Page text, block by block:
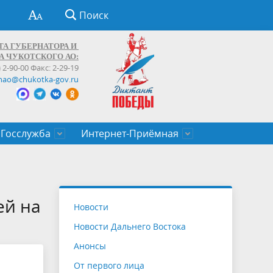
Поиск
ГУБЕРНАТОРА И
ЧУКОТСКОГО АО:
2-90-00 Факс: 2-29-19
gov.ru
Госслужба
служащих Чукотского автономного
Интернет-Приёмная
на
Новости
Новости Дальнего Востока
Анонсы
От первого лица